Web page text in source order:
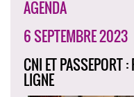
AGENDA
6 SEPTEMBRE 2023
CNI ET PASSEPORT :
LIGNE